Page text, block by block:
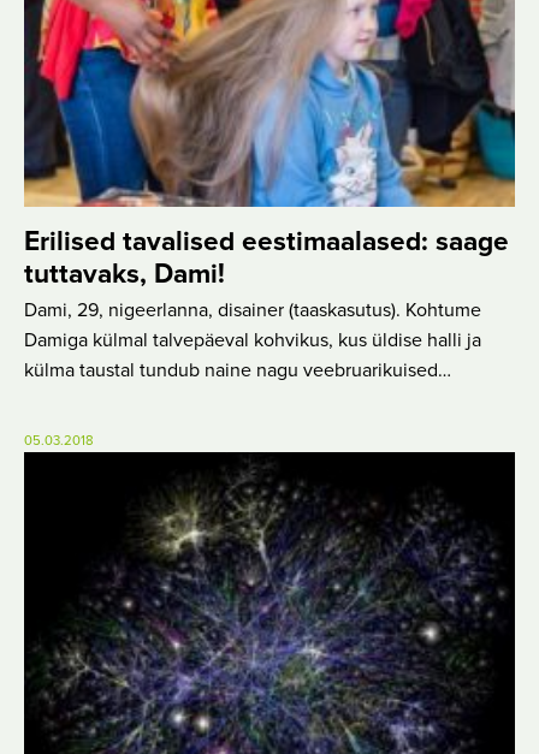
Erilised tavalised eestimaalased: saage
tuttavaks, Dami!
Dami, 29, nigeerlanna, disainer (taaskasutus). Kohtume
Damiga külmal talvepäeval kohvikus, kus üldise halli ja
külma taustal tundub naine nagu veebruarikuised…
05.03.2018